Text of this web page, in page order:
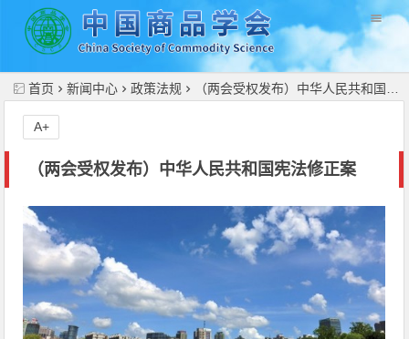
首页 新闻中心 政策法规 （两会受权发布）中华人民共和国宪法修正案
（两会受权发布）中华人民共和国宪法修正案
A+